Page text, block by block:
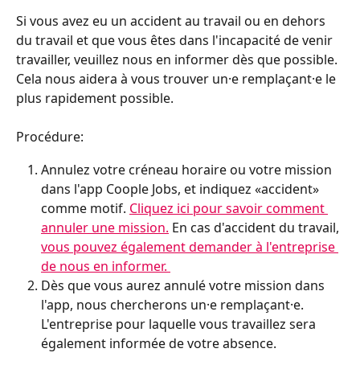
Si vous avez eu un accident au travail ou en dehors
du travail et que vous êtes dans l'incapacité de venir
travailler, veuillez nous en informer dès que possible.
Cela nous aidera à vous trouver un·e remplaçant·e le
plus rapidement possible.
Procédure:
Annulez votre créneau horaire ou votre mission
dans l'app Coople Jobs, et indiquez «accident»
comme motif. Cliquez ici pour savoir comment
annuler une mission. En cas d'accident du travail,
vous pouvez également demander à l'entreprise
de nous en informer.
Dès que vous aurez annulé votre mission dans
l'app, nous chercherons un·e remplaçant·e.
L'entreprise pour laquelle vous travaillez sera
également informée de votre absence.